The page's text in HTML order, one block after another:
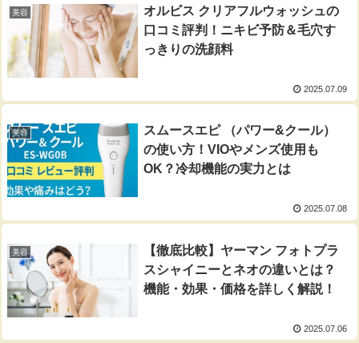
美容
オルビス クリアフルウォッシュの
口コミ評判！ニキビ予防＆毛穴す
っきりの洗顔料
2025.07.09
美容
スムースエピ （パワー&クール）
の使い方！VIOやメンズ使用も
OK？冷却機能の実力とは
2025.07.08
美容
【徹底比較】ヤーマン フォトプラ
スシャイニーとネオの違いとは？
機能・効果・価格を詳しく解説！
2025.07.06